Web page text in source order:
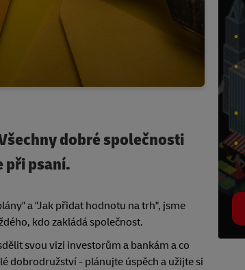
dobré společnosti
při psaní.
a "Jak přidat hodnotu na trh", jsme
kdo zakládá společnost.
svou vizi investorům a bankám a co
dobrodružství - plánujte úspěch a užijte si